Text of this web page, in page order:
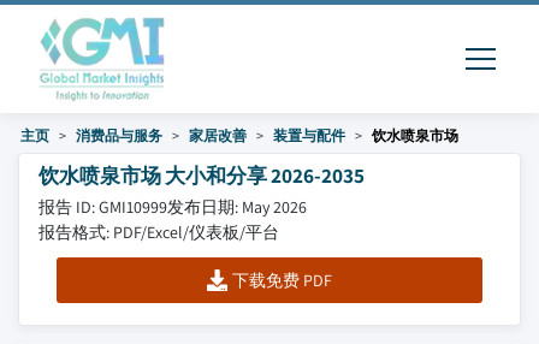
主页 消费品与服务 家居改善 装置与配件 饮水喷泉市场
饮水喷泉市场 大小和分享 2026-2035
报告 ID: GMI10999发布日期: May 2026
报告格式: PDF/Excel/仪表板/平台
下载免费 PDF